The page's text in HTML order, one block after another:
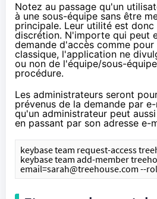
Notez au passage qu'un
à une sous-équipe sans être
principale. Leur utilité est
discrétion. N'importe qui peut
demande d'accès comme pour
classique, l'application ne
ou non de l'équipe/sous-
procédure.
Les administrateurs seront
prévenus de la demande par
qu'un administrateur peut
en passant par son adresse e-
keybase team request-access
keybase team add-member
email=sarah@treehouse.com --